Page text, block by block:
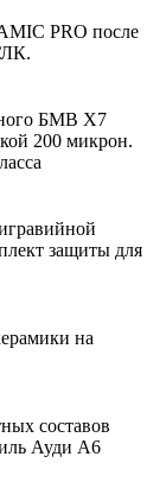
PRO после
БМВ Х7
200 микрон.
защиты для
на
составов
Ауди А6